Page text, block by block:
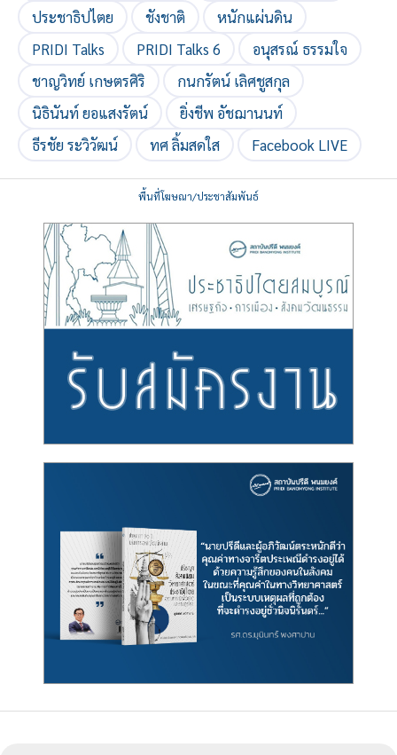
ประชาธิปไตย ชังชาติ
หนักแผ่นดิน
PRIDI Talks
PRIDI Talks 6
อนุสรณ์ ธรรมใจ
ชาญวิทย์ เกษตรศิริ
กนกรัตน์ เลิศชูสกุล
นิธินันท์ ยอแสงรัตน์
ยิ่งชีพ อัชฌานนท์
ธีรชัย ระวิวัฒน์
ทศ ลิ้มสดใส Facebook LIVE
พื้นที่โฆษณา/ประชาสัมพันธ์